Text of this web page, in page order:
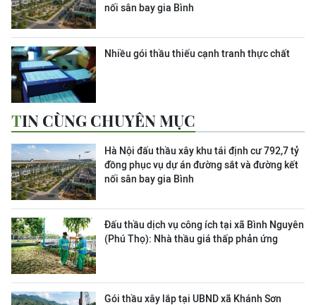
nối sân bay gia Bình
Nhiều gói thầu thiếu cạnh tranh thực chất
TIN CÙNG CHUYÊN MỤC
Hà Nội đấu thầu xây khu tái định cư 792,7 tỷ
đồng phục vụ dự án đường sắt và đường kết
nối sân bay gia Bình
Đấu thầu dịch vụ công ích tại xã Bình Nguyên
(Phú Thọ): Nhà thầu giá thấp phản ứng
Gói thầu xây lắp tại UBND xã Khánh Sơn